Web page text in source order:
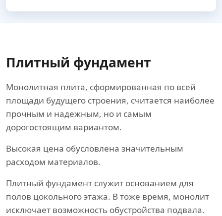
Плитный фундамент
Монолитная плита, сформированная по всей
площади будущего строения, считается наиболее
прочным и надежным, но и самым
дорогостоящим вариантом.
Высокая цена обусловлена значительным
расходом материалов.
Плитный фундамент служит основанием для
полов цокольного этажа. В тоже время, монолит
исключает возможность обустройства подвала.